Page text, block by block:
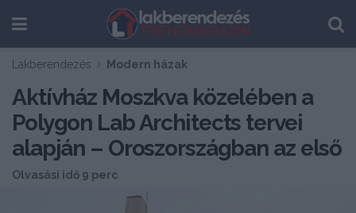
Lakberendezés Modern házak
Aktívház Moszkva közelében a
Polygon Lab Architects tervei
alapján – Oroszországban az első
Olvasási idő 9 perc